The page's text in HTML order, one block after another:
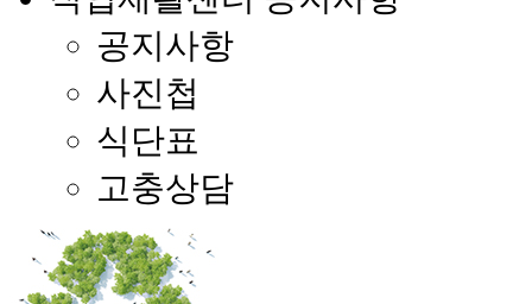
공지사항
사진첩
식단표
고충상담